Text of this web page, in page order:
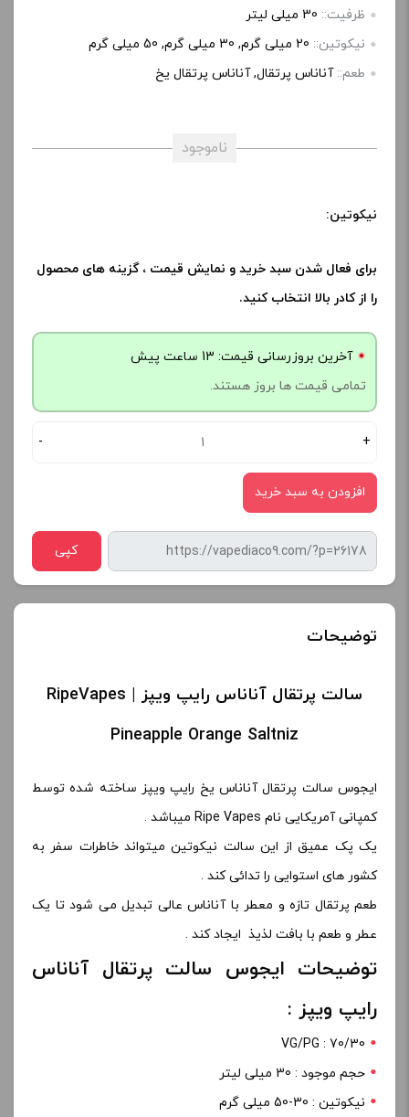
ظرفیت:: 30 میلی‌ لیتر
نیکوتین:: 20 میلی گرم, 30 میلی گرم, 50 میلی گرم
طعم::آناناس پرتقال, آناناس پرتقال یخ
ناموجود
نیکوتین:
برای فعال شدن سبد خرید و نمایش قیمت ، گزینه های محصول
را از کادر بالا انتخاب کنید.
آخرین بروزرسانی قیمت: 13 ساعت پیش
تمامی قیمت ها بروز هستند.
- +
افزودن به سبد خرید
کپی
توضیحات
سالت پرتقال آناناس رایپ ویپز | RipeVapes
Pineapple Orange Saltniz
ایجوس سالت پرتقال آناناس یخ رایپ ویپز ساخته شده توسط
کمپانی آمریکایی نام Ripe Vapes میباشد .
یک پک عمیق از این سالت نیکوتین میتواند خاطرات سفر به
کشور های استوایی را تدائی کند .
طعم پرتقال تازه و معطر با آناناس عالی تبدیل می شود تا یک
عطر و طعم با بافت لذیذ ایجاد کند .
توضیحات ایجوس سالت پرتقال آناناس
رایپ ویپز :
VG/PG : 70/30
حجم موجود : 30 میلی لیتر
نیکوتین : 30-50 میلی گرم